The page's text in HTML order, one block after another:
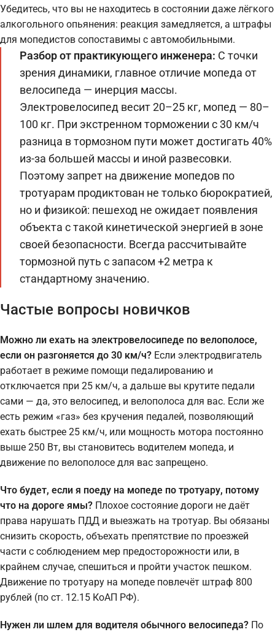
Убедитесь, что вы не находитесь в состоянии даже лёгкого
алкогольного опьянения: реакция замедляется, а штрафы
для мопедистов сопоставимы с автомобильными.
Разбор от практикующего инженера: С точки
зрения динамики, главное отличие мопеда от
велосипеда — инерция массы.
Электровелосипед весит 20–25 кг, мопед — 80–
100 кг. При экстренном торможении с 30 км/ч
разница в тормозном пути может достигать 40%
из-за большей массы и иной развесовки.
Поэтому запрет на движение мопедов по
тротуарам продиктован не только бюрократией,
но и физикой: пешеход не ожидает появления
объекта с такой кинетической энергией в зоне
своей безопасности. Всегда рассчитывайте
тормозной путь с запасом +2 метра к
стандартному значению.
Частые вопросы новичков
Можно ли ехать на электровелосипеде по велополосе,
если он разгоняется до 30 км/ч? Если электродвигатель
работает в режиме помощи педалированию и
отключается при 25 км/ч, а дальше вы крутите педали
сами — да, это велосипед, и велополоса для вас. Если же
есть режим «газ» без кручения педалей, позволяющий
ехать быстрее 25 км/ч, или мощность мотора постоянно
выше 250 Вт, вы становитесь водителем мопеда, и
движение по велополосе для вас запрещено.
Что будет, если я поеду на мопеде по тротуару, потому
что на дороге ямы? Плохое состояние дороги не даёт
права нарушать ПДД и выезжать на тротуар. Вы обязаны
снизить скорость, объехать препятствие по проезжей
части с соблюдением мер предосторожности или, в
крайнем случае, спешиться и пройти участок пешком.
Движение по тротуару на мопеде повлечёт штраф 800
рублей (по ст. 12.15 КоАП РФ).
Нужен ли шлем для водителя обычного велосипеда? По